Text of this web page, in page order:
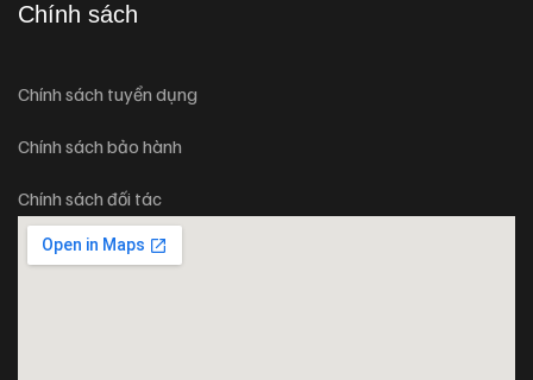
Chính sách
Chính sách tuyển dụng
Chính sách bảo hành
Chính sách đối tác